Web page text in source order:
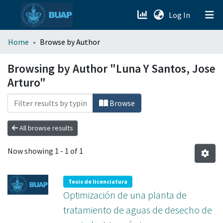
Log In (current)
menu.section.about_menu
All of DSpace
Home Browse by Author
Browsing by Author "Luna Y Santos, Jose
Arturo"
Browse
All browse results
Now showing 1 - 1 of 1
Tesis de licenciatura
Optimización de una planta de
tratamiento de aguas de desecho de